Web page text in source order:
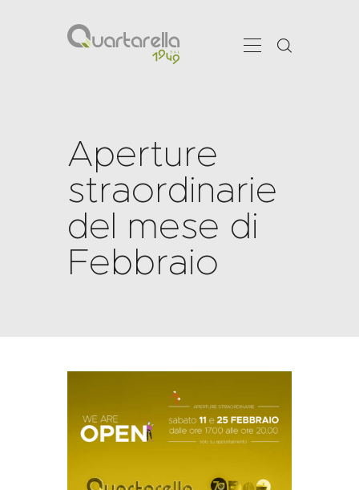
Aperture
straordinarie
del mese di
Febbraio
CHI SIAMO
SHOWROOM
SERVIZI
PRODOTTI
PROJECTS
NEWS